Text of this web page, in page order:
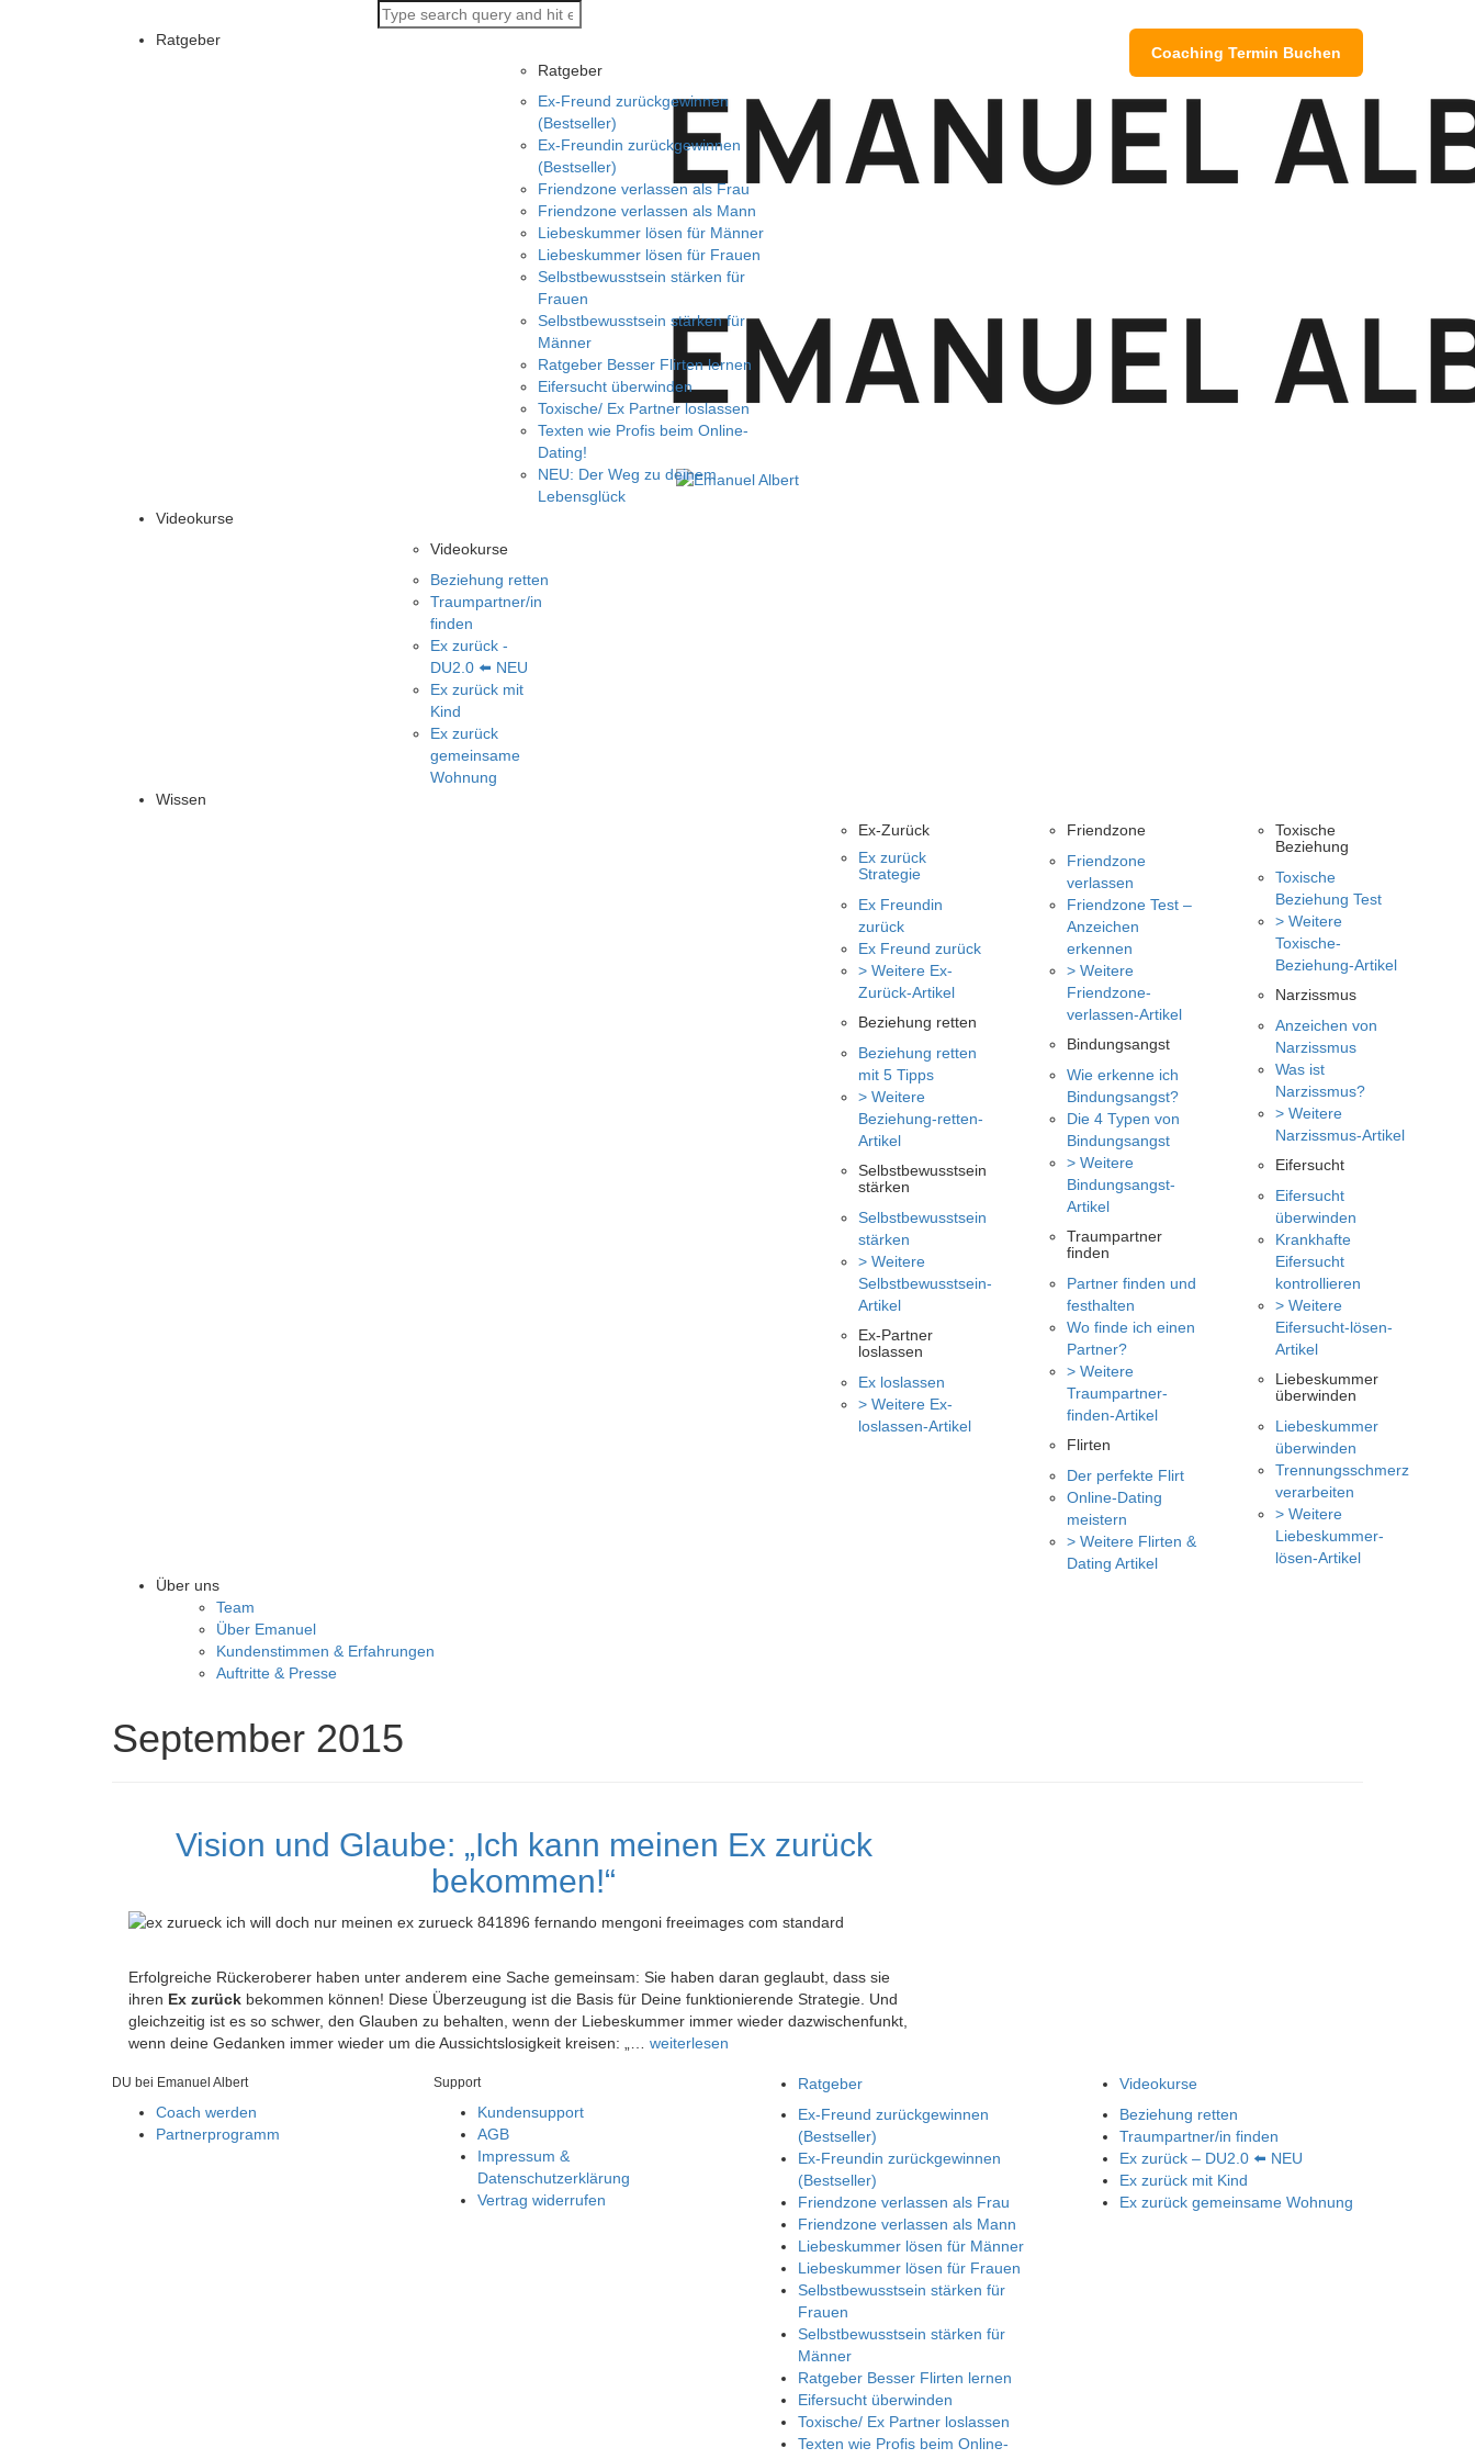
Ratgeber
Ratgeber
Ex-Freund zurückgewinnen
(Bestseller)
Ex-Freundin zurückgewinnen
(Bestseller)
Friendzone verlassen als Frau
Friendzone verlassen als Mann
Liebeskummer lösen für Männer
Liebeskummer lösen für Frauen
Selbstbewusstsein stärken für
Frauen
Selbstbewusstsein stärken für
Männer
Ratgeber Besser Flirten lernen
Eifersucht überwinden
Toxische/ Ex Partner loslassen
Texten wie Profis beim Online-
Dating!
NEU: Der Weg zu deinem
Lebensglück
Videokurse
Videokurse
Beziehung retten
Traumpartner/in
finden
Ex zurück -
DU2.0 ⬅️ NEU
Ex zurück mit
Kind
Ex zurück
gemeinsame
Wohnung
Wissen
Ex-Zurück
Ex zurück
Strategie
Ex Freundin
zurück
Ex Freund zurück
> Weitere Ex-
Zurück-Artikel
Beziehung retten
Beziehung retten
mit 5 Tipps
> Weitere
Beziehung-retten-
Artikel
Selbstbewusstsein
stärken
Selbstbewusstsein
stärken
> Weitere
Selbstbewusstsein-
Artikel
Ex-Partner
loslassen
Ex loslassen
> Weitere Ex-
loslassen-Artikel
Friendzone
Friendzone
verlassen
Friendzone Test –
Anzeichen
erkennen
> Weitere
Friendzone-
verlassen-Artikel
Bindungsangst
Wie erkenne ich
Bindungsangst?
Die 4 Typen von
Bindungsangst
> Weitere
Bindungsangst-
Artikel
Traumpartner
finden
Partner finden und
festhalten
Wo finde ich einen
Partner?
> Weitere
Traumpartner-
finden-Artikel
Flirten
Der perfekte Flirt
Online-Dating
meistern
> Weitere Flirten &
Dating Artikel
Toxische
Beziehung
Toxische
Beziehung Test
> Weitere
Toxische-
Beziehung-Artikel
Narzissmus
Anzeichen von
Narzissmus
Was ist
Narzissmus?
> Weitere
Narzissmus-Artikel
Eifersucht
Eifersucht
überwinden
Krankhafte
Eifersucht
kontrollieren
> Weitere
Eifersucht-lösen-
Artikel
Liebeskummer
überwinden
Liebeskummer
überwinden
Trennungsschmerz
verarbeiten
> Weitere
Liebeskummer-
lösen-Artikel
Über uns
Team
Über Emanuel
Kundenstimmen & Erfahrungen
Auftritte & Presse
Coaching Termin Buchen
September 2015
Vision und Glaube: „Ich kann meinen Ex zurück
bekommen!“
Erfolgreiche Rückeroberer haben unter anderem eine Sache gemeinsam: Sie haben daran geglaubt, dass sie
ihren Ex zurück bekommen können! Diese Überzeugung ist die Basis für Deine funktionierende Strategie. Und
gleichzeitig ist es so schwer, den Glauben zu behalten, wenn der Liebeskummer immer wieder dazwischenfunkt,
wenn deine Gedanken immer wieder um die Aussichtslosigkeit kreisen: „… weiterlesen
DU bei Emanuel Albert
Coach werden
Partnerprogramm
Support
Kundensupport
AGB
Impressum &
Datenschutzerklärung
Vertrag widerrufen
Ratgeber
Ex-Freund zurückgewinnen
(Bestseller)
Ex-Freundin zurückgewinnen
(Bestseller)
Friendzone verlassen als Frau
Friendzone verlassen als Mann
Liebeskummer lösen für Männer
Liebeskummer lösen für Frauen
Selbstbewusstsein stärken für
Frauen
Selbstbewusstsein stärken für
Männer
Ratgeber Besser Flirten lernen
Eifersucht überwinden
Toxische/ Ex Partner loslassen
Texten wie Profis beim Online-
Videokurse
Beziehung retten
Traumpartner/in finden
Ex zurück – DU2.0 ⬅️ NEU
Ex zurück mit Kind
Ex zurück gemeinsame Wohnung